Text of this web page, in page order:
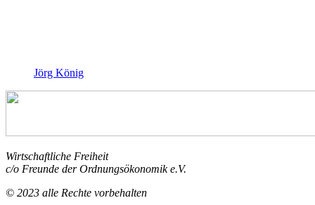
Jörg König
Wirtschaftliche Freiheit
c/o Freunde der Ordnungsökonomik e.V.
© 2023 alle Rechte vorbehalten